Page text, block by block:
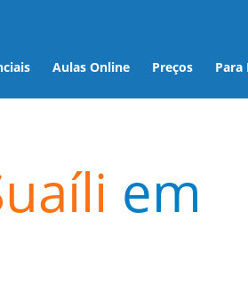
Aulas Online Preços Para
em